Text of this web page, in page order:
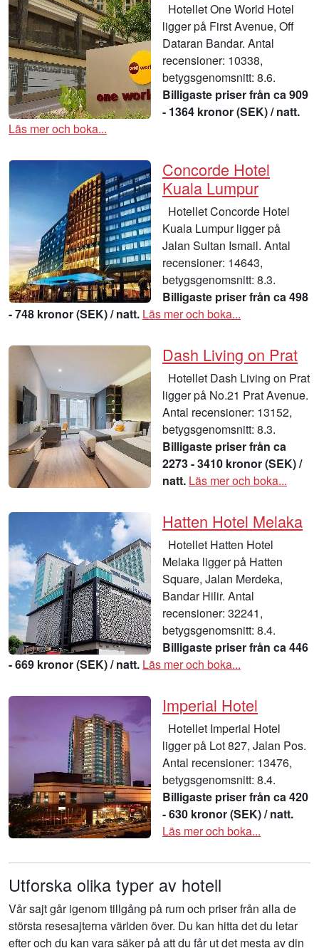
Hotellet One World Hotel
ligger på First Avenue, Off
Dataran Bandar. Antal
recensioner: 10338,
betygsgenomsnitt: 8.6.
Billigaste priser från ca 909
- 1364 kronor (SEK) / natt.
Läs mer och boka...
Concorde Hotel
Kuala Lumpur
Hotellet Concorde Hotel
Kuala Lumpur ligger på
Jalan Sultan Ismail. Antal
recensioner: 14643,
betygsgenomsnitt: 8.3.
Billigaste priser från ca 498
- 748 kronor (SEK) / natt. Läs mer och boka...
Dash Living on Prat
Hotellet Dash Living on Prat
ligger på No.21 Prat Avenue.
Antal recensioner: 13152,
betygsgenomsnitt: 8.3.
Billigaste priser från ca
2273 - 3410 kronor (SEK) /
natt. Läs mer och boka...
Hatten Hotel Melaka
Hotellet Hatten Hotel
Melaka ligger på Hatten
Square, Jalan Merdeka,
Bandar Hilir. Antal
recensioner: 32241,
betygsgenomsnitt: 8.4.
Billigaste priser från ca 446
- 669 kronor (SEK) / natt. Läs mer och boka...
Imperial Hotel
Hotellet Imperial Hotel
ligger på Lot 827, Jalan Pos.
Antal recensioner: 13476,
betygsgenomsnitt: 8.4.
Billigaste priser från ca 420
- 630 kronor (SEK) / natt.
Läs mer och boka...
Utforska olika typer av hotell
Vår sajt går igenom tillgång på rum och priser från alla de
största resesajterna världen över. Du kan hitta det du letar
efter och du kan vara säker på att du får ut det mesta av din